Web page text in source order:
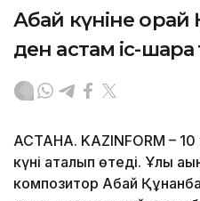
Абай күніне орай
ден астам іс-шара
АСТАНА. KAZINFORM –
күні аталып өтеді. Ұлы
композитор Абай